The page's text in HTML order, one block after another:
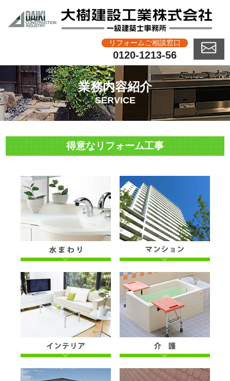
リフォームご相談窓口
0120-1213-56
業務内容紹介
SERVICE
スベリや転倒に配慮したプランニ
ングを！
家族の年齢や身体の状況にあわせ
た計画を！
目隠し、防犯、敷地の境界など用
途にあわせて選びましょう。
トしましょう。
耐候性に優れ汚れにくい外壁を選
びましょう。
町並みに調和した色や柄を選びま
生垣やつる棚で自然な木陰を演出
しましょう。
四季を通して楽しめる植栽計画
を！
ピッキングなどへの防犯対策をし
ましょう。
段差の解消などアプローチの安全
性を確保しましょう。
外装材との調和などデザイン性に
子供からお年寄りまで安心して暮
キズや汚れの付きにくい内装材・
建具を選びましょう。
通風や採光に配慮した空間づくり
を！
将来に備えた早めの対策を！
身体状況にあわせたプランニング
を！
介護する人の状況も考慮した計画
を！
限られたスペースを有効に活用し
設備機器の取替えや壁・床の張替
えで簡単リフレッシュ。
ムダな空間をなくし収納力をアッ
プ！
機能的で美しい空間づくり。
汚れにくく掃除のしやすい建材・
設備機器を選びましょう。
節水や省エネルギーに配慮した機
器を選びましょう。
専門知識を持ったプロによる耐震
診断を受けましょう。
耐震診断に基づいた適切な補強工
事を！
構造部の補強とあわせ家具類の固
耐候性や断熱性に優れた屋根を選
びましょう。
う。
得意なリフォーム工事